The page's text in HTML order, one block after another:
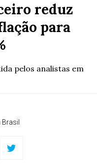
reduz
para
pelos analistas em